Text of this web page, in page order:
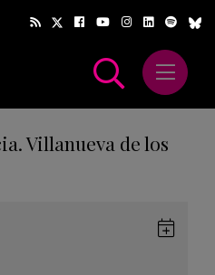
Abrir
Villanueva de los